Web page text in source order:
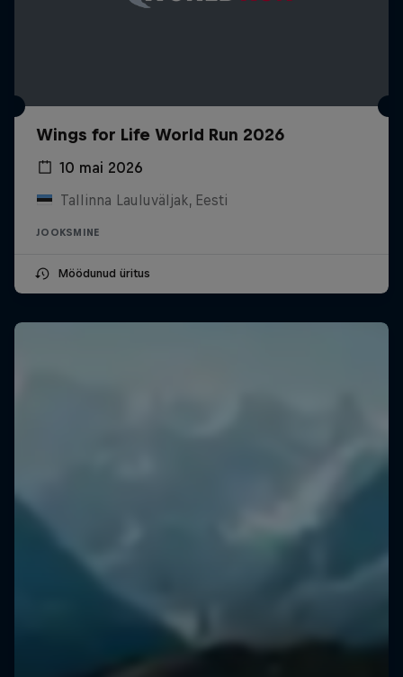
Wings for Life World Run 2026
10 mai 2026
Tallinna Lauluväljak, Eesti
JOOKSMINE
Möödunud üritus